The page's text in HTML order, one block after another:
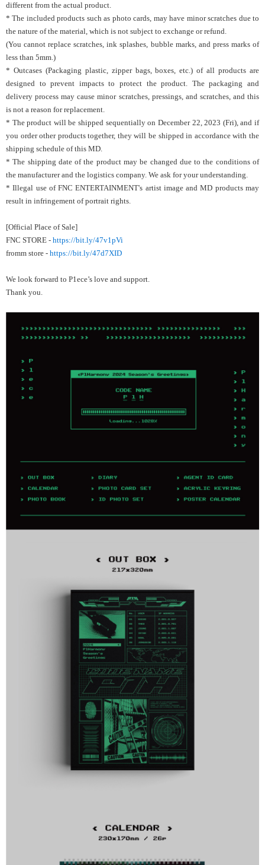
different from the actual product.
* The included products such as photo cards, may have minor scratches due to
the nature of the material, which is not subject to exchange or refund.
(You cannot replace scratches, ink splashes, bubble marks, and press marks of
less than 5mm.)
* Outcases (Packaging plastic, zipper bags, boxes, etc.) of all products are
designed to prevent impacts to protect the product. The packaging and
delivery process may cause minor scratches, pressings, and scratches, and this
is not a reason for replacement.
* The product will be shipped sequentially on December 22, 2023 (Fri), and if
you order other products together, they will be shipped in accordance with the
shipping schedule of this MD.
* The shipping date of the product may be changed due to the conditions of
the manufacturer and the logistics company. We ask for your understanding.
* Illegal use of FNC ENTERTAINMENT's artist image and MD products may
result in infringement of portrait rights.
[Official Place of Sale]
FNC STORE - https://bit.ly/47v1pVi
fromm store - https://bit.ly/47d7XID
We look forward to P1ece’s love and support.
Thank you.